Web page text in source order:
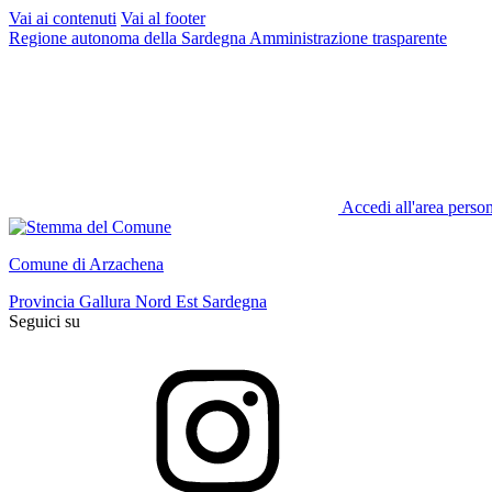
Vai ai contenuti Vai al footer
Regione autonoma della Sardegna Amministrazione trasparente
Accedi all'area
Comune di Arzachena
Provincia Gallura Nord Est Sardegna
Seguici su